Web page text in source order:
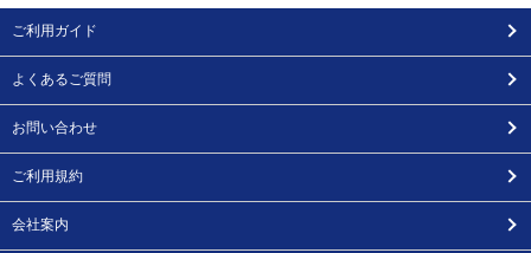
ご利用ガイド
よくあるご質問
お問い合わせ
ご利用規約
会社案内